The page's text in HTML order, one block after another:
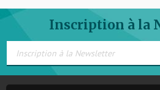
Inscription à la